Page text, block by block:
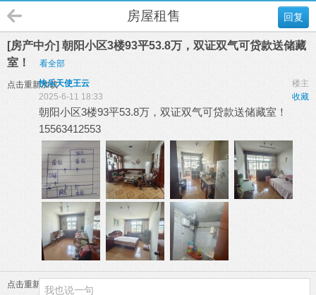
回复
房屋租售
[房产中介] 朝阳小区3楼93平53.8万，双证双气可贷款送储藏
室！
看全部
点击重新加载 楼主
快乐天使王云
收藏
2025-6-11 18:33
朝阳小区3楼93平53.8万，双证双气可贷款送储藏室！
15563412553
点击重新加载